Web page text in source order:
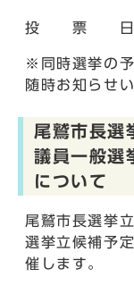
投 票 日：令
※同時選挙の予
随時お知らせ
尾鷲市長選
議員一般選
について
尾鷲市長選挙
選挙立候補予
催します。